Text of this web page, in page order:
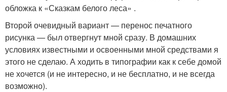
обложка к «Сказкам белого леса» .
Второй очевидный вариант — перенос печатного
рисунка — был отвергнут мной сразу. В домашних
условиях известными и освоенными мной средствами я
этого не сделаю. А ходить в типографии как к себе домой
не хочется (и не интересно, и не бесплатно, и не всегда
возможно).